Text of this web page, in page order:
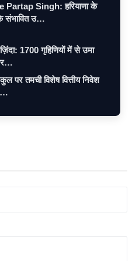
Singh: हरियाणा के
संभावित उ…
1700 गृहिणियों में से उमा
र…
पर तमची विशेष वित्तीय निवेश